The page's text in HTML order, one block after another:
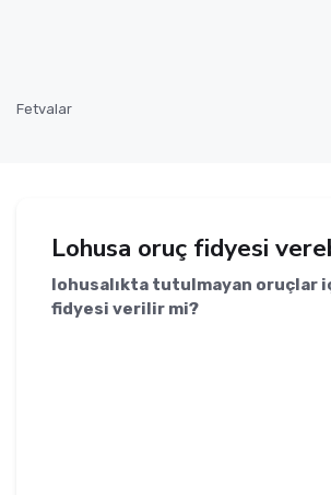
Fetvalar
Lohusa oruç fidyesi
lohusalıkta tutulmayan oruçlar
fidyesi verilir mi?